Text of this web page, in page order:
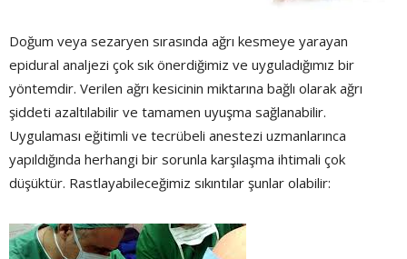
Doğum veya sezaryen sırasında ağrı kesmeye yarayan
epidural analjezi çok sık önerdiğimiz ve uyguladığımız bir
yöntemdir. Verilen ağrı kesicinin miktarına bağlı olarak ağrı
şiddeti azaltılabilir ve tamamen uyuşma sağlanabilir.
Uygulaması eğitimli ve tecrübeli anestezi uzmanlarınca
yapıldığında herhangi bir sorunla karşılaşma ihtimali çok
düşüktür. Rastlayabileceğimiz sıkıntılar şunlar olabilir: